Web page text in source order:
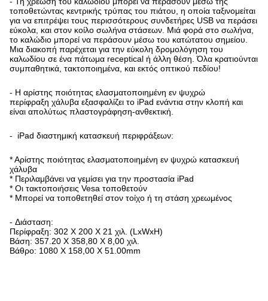
τοποθετώντας κεντρικής τρύπας του πιάτου, η οποία ταξινομείται
για να επιτρέψει τους περισσότερους συνδετήρες USB να περάσει
εύκολα, και στον κοίλο σωλήνα στάσεων. Μιά φορά στο σωλήνα,
το καλώδιο μπορεί να περάσουν μέσω του κατώτατου σημείου.
Μια διακοπή παρέχεται για την εύκολη δρομολόγηση του
καλωδίου σε ένα πάτωμα receptical ή άλλη θέση. Όλα κρατιούνται
συμπαθητικά, τακτοποιημένα, και εκτός οπτικού πεδίου!
- Η αρίστης ποιότητας ελασματοποιημένη εν ψυχρώ
περίφραξη χάλυβα εξασφαλίζει το iPad ενάντια στην κλοπή και
είναι απολύτως πλαστογράφηση-ανθεκτική.
- iPad διαστημική κατασκευή περιφράξεων:
* Αρίστης ποιότητας ελασματοποιημένη εν ψυχρώ κατασκευή
χάλυβα
* Περιλαμβάνει να γεμίσει για την προστασία iPad
* Οι τακτοποιήσεις Vesa τοποθετούν
* Μπορεί να τοποθετηθεί στον τοίχο ή τη στάση χρεωμένος
- Διάσταση:
Περίφραξη: 302 X 200 X 21 χιλ. (LxWxH)
Βάση: 357.20 X 358,80 X 8,00 χιλ.
Βάθρο: 1080 X 158,00 X 51.00mm